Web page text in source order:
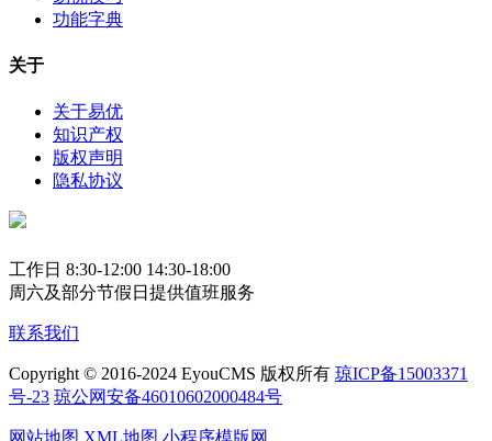
功能字典
关于
关于易优
知识产权
版权声明
隐私协议
工作日 8:30-12:00 14:30-18:00
周六及部分节假日提供值班服务
联系我们
Copyright © 2016-2024 EyouCMS 版权所有 琼ICP备15003371
号-23 琼公网安备46010602000484号